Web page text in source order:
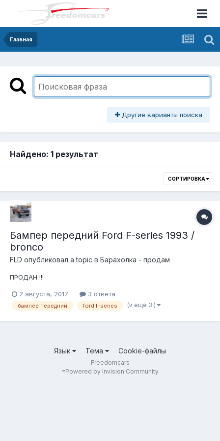
Главная
Другие варианты поиска
Найдено: 1 результат
СОРТИРОВКА
Бампер передний Ford F-series 1993 /
bronco
FLD опубликовал a topic в Барахолка - продам
ПРОДАН !!!
2 августа, 2017 3 ответа
бампер передний ford f-series (и ещё 3 )
Язык Тема Cookie-файлы
Freedomcars
=Powered by Invision Community